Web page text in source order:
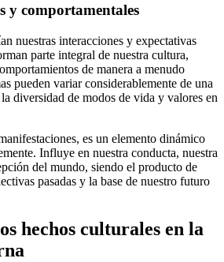
y comportamentales
nuestras interacciones y expectativas
parte integral de nuestra cultura,
de manera a menudo
pueden variar considerablemente de una
diversidad de modos de vida y valores en
es un elemento dinámico
Influye en nuestra conducta, nuestra
del mundo, siendo el producto de
pasadas y la base de nuestro futuro
hechos culturales en la